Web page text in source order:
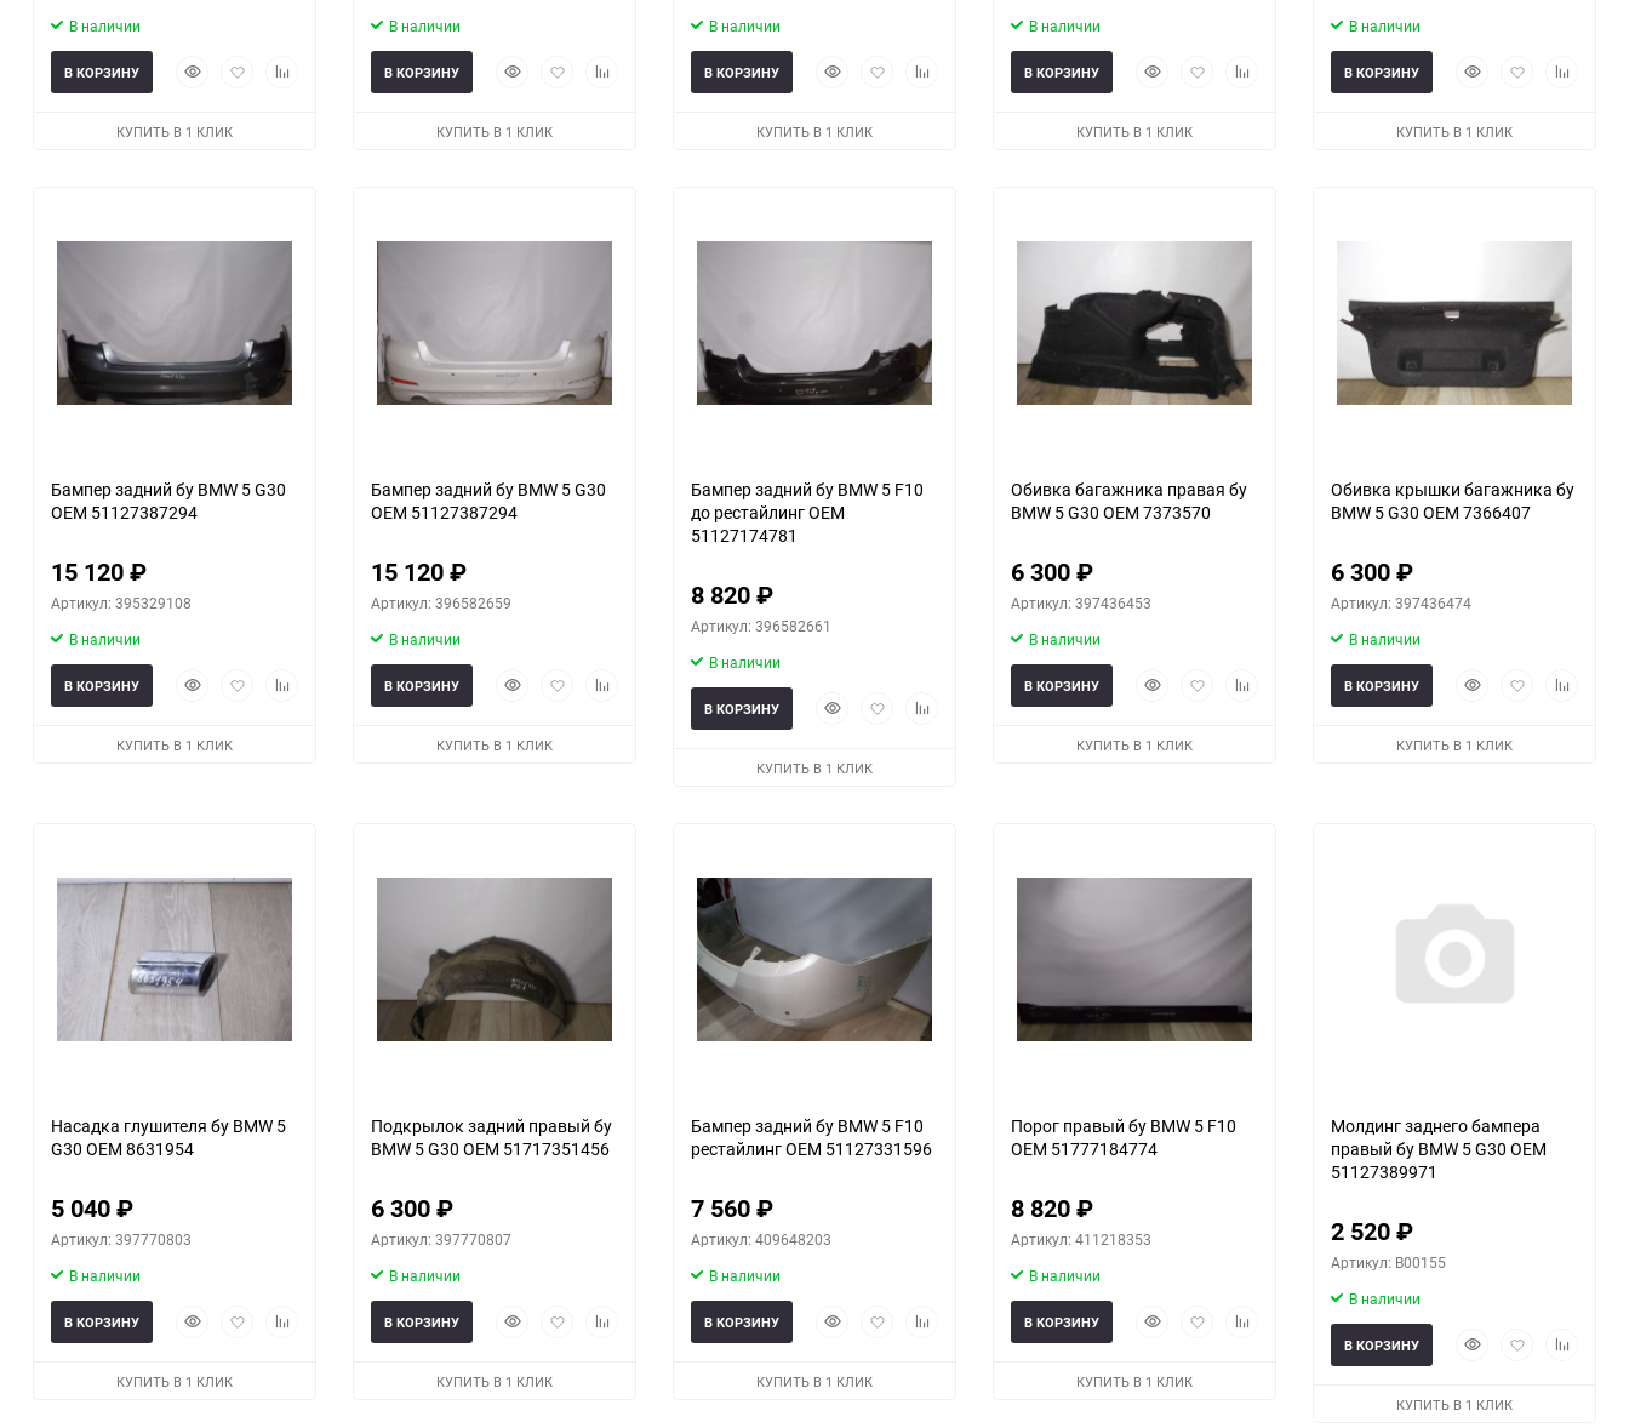
В наличии
БыстрыйДобавитьДобавить
В КОРЗИНУ
КУПИТЬ В 1 КЛИК
В наличии
БыстрыйДобавитьДобавить
В КОРЗИНУ
КУПИТЬ В 1 КЛИК
В наличии
БыстрыйДобавитьДобавить
В КОРЗИНУ
КУПИТЬ В 1 КЛИК
В наличии
БыстрыйДобавитьДобавить
В КОРЗИНУ
КУПИТЬ В 1 КЛИК
В наличии
БыстрыйДобавитьДобавить
В КОРЗИНУ
КУПИТЬ В 1 КЛИК
Бампер задний бу BMW 5 G30
OEM 51127387294
15 120₽
Артикул: 395329108
В наличии
БыстрыйДобавитьДобавить
В КОРЗИНУ
КУПИТЬ В 1 КЛИК
Бампер задний бу BMW 5 G30
OEM 51127387294
15 120₽
Артикул: 396582659
В наличии
БыстрыйДобавитьДобавить
В КОРЗИНУ
КУПИТЬ В 1 КЛИК
Бампер задний бу BMW 5 F10
до рестайлинг OEM
51127174781
8 820₽
Артикул: 396582661
В наличии
БыстрыйДобавитьДобавить
В КОРЗИНУ
КУПИТЬ В 1 КЛИК
Обивка багажника правая бу
BMW 5 G30 OEM 7373570
6 300₽
Артикул: 397436453
В наличии
БыстрыйДобавитьДобавить
В КОРЗИНУ
КУПИТЬ В 1 КЛИК
Обивка крышки багажника бу
BMW 5 G30 OEM 7366407
6 300₽
Артикул: 397436474
В наличии
БыстрыйДобавитьДобавить
В КОРЗИНУ
КУПИТЬ В 1 КЛИК
Насадка глушителя бу BMW 5
G30 OEM 8631954
5 040₽
Артикул: 397770803
В наличии
БыстрыйДобавитьДобавить
В КОРЗИНУ
КУПИТЬ В 1 КЛИК
Подкрылок задний правый бу
BMW 5 G30 OEM 51717351456
6 300₽
Артикул: 397770807
В наличии
БыстрыйДобавитьДобавить
В КОРЗИНУ
КУПИТЬ В 1 КЛИК
еще 1 фото
Бампер задний бу BMW 5 F10
рестайлинг OEM 51127331596
7 560₽
Артикул: 409648203
В наличии
БыстрыйДобавитьДобавить
В КОРЗИНУ
КУПИТЬ В 1 КЛИК
Порог правый бу BMW 5 F10
OEM 51777184774
8 820₽
Артикул: 411218353
В наличии
БыстрыйДобавитьДобавить
В КОРЗИНУ
КУПИТЬ В 1 КЛИК
Молдинг заднего бампера
правый бу BMW 5 G30 OEM
51127389971
2 520₽
Артикул: B00155
В наличии
БыстрыйДобавитьДобавить
В КОРЗИНУ
КУПИТЬ В 1 КЛИК